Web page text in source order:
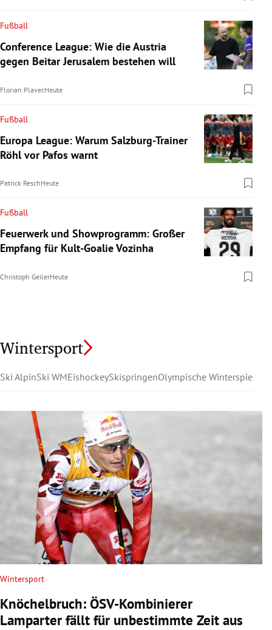
Fußball
Conference League: Wie die Austria
gegen Beitar Jerusalem bestehen will
Florian PlavecHeute
Fußball
Europa League: Warum Salzburg-Trainer
Röhl vor Pafos warnt
Patrick ReschHeute
Fußball
Feuerwerk und Showprogramm: Großer
Empfang für Kult-Goalie Vozinha
Christoph GeilerHeute
Wintersport
Ski AlpinSki WMEishockeySkispringenOlympische Winterspiele
Wintersport
Knöchelbruch: ÖSV-Kombinierer
Lamparter fällt für unbestimmte Zeit aus